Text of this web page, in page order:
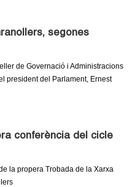
segones
de Governació i Administracions
president del Parlament, Ernest
conferència del cicle
la propera Trobada de la Xarxa